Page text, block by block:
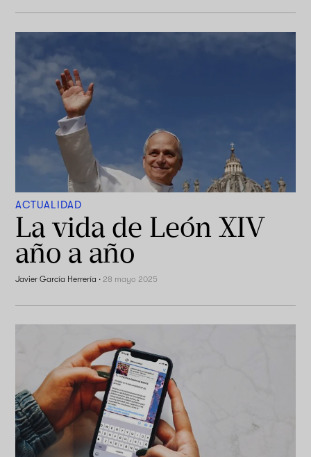
ACTUALIDAD
La vida de León XIV
año a año
Javier García Herrería ·28 mayo 2025